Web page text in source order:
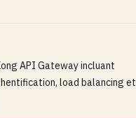
API Gateway incluant
load balancing et